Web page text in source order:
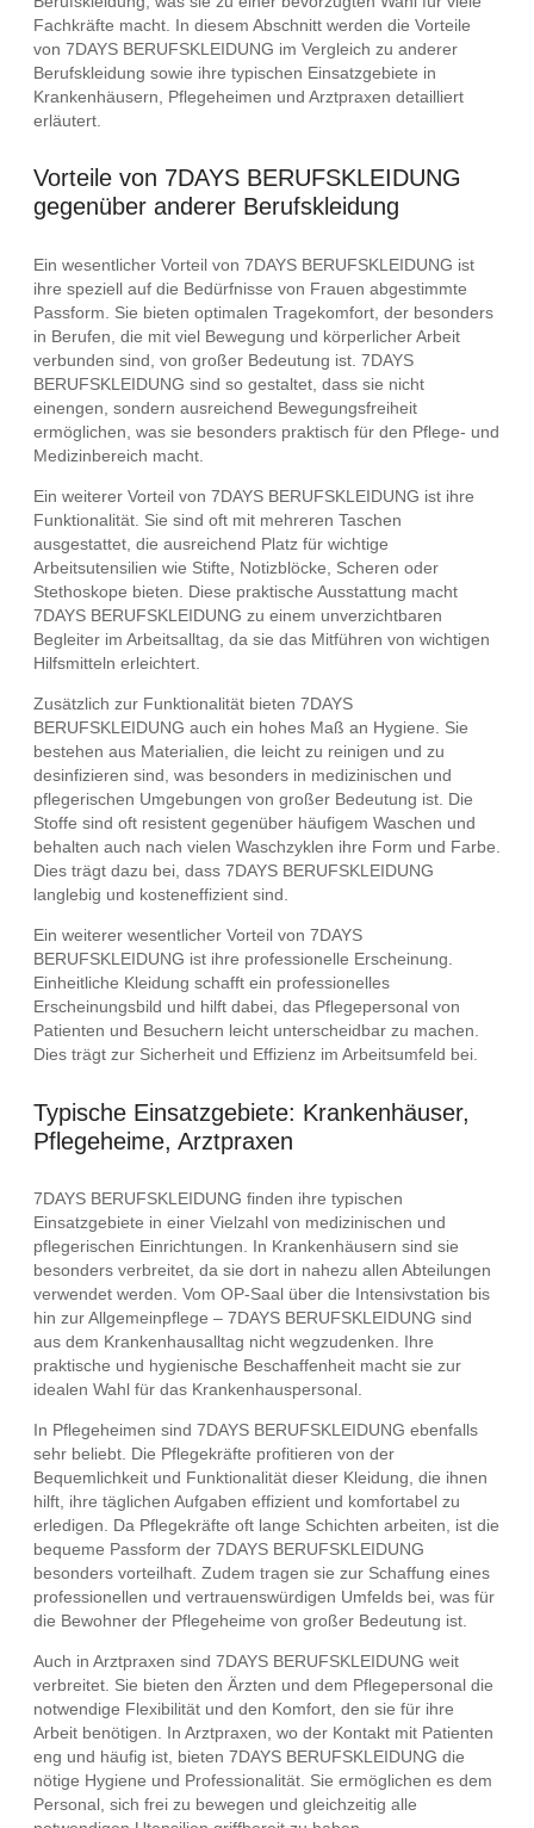
Fachkräfte macht. In diesem Abschnitt werden die Vorteile
von 7DAYS BERUFSKLEIDUNG im Vergleich zu anderer
Berufskleidung sowie ihre typischen Einsatzgebiete in
Krankenhäusern, Pflegeheimen und Arztpraxen detailliert
erläutert.
Vorteile von 7DAYS BERUFSKLEIDUNG
gegenüber anderer Berufskleidung
Ein wesentlicher Vorteil von 7DAYS BERUFSKLEIDUNG ist
ihre speziell auf die Bedürfnisse von Frauen abgestimmte
Passform. Sie bieten optimalen Tragekomfort, der besonders
in Berufen, die mit viel Bewegung und körperlicher Arbeit
verbunden sind, von großer Bedeutung ist. 7DAYS
BERUFSKLEIDUNG sind so gestaltet, dass sie nicht
einengen, sondern ausreichend Bewegungsfreiheit
ermöglichen, was sie besonders praktisch für den Pflege- und
Medizinbereich macht.
Ein weiterer Vorteil von 7DAYS BERUFSKLEIDUNG ist ihre
Funktionalität. Sie sind oft mit mehreren Taschen
ausgestattet, die ausreichend Platz für wichtige
Arbeitsutensilien wie Stifte, Notizblöcke, Scheren oder
Stethoskope bieten. Diese praktische Ausstattung macht
7DAYS BERUFSKLEIDUNG zu einem unverzichtbaren
Begleiter im Arbeitsalltag, da sie das Mitführen von wichtigen
Hilfsmitteln erleichtert.
Zusätzlich zur Funktionalität bieten 7DAYS
BERUFSKLEIDUNG auch ein hohes Maß an Hygiene. Sie
bestehen aus Materialien, die leicht zu reinigen und zu
desinfizieren sind, was besonders in medizinischen und
pflegerischen Umgebungen von großer Bedeutung ist. Die
Stoffe sind oft resistent gegenüber häufigem Waschen und
behalten auch nach vielen Waschzyklen ihre Form und Farbe.
Dies trägt dazu bei, dass 7DAYS BERUFSKLEIDUNG
langlebig und kosteneffizient sind.
Ein weiterer wesentlicher Vorteil von 7DAYS
BERUFSKLEIDUNG ist ihre professionelle Erscheinung.
Einheitliche Kleidung schafft ein professionelles
Erscheinungsbild und hilft dabei, das Pflegepersonal von
Patienten und Besuchern leicht unterscheidbar zu machen.
Dies trägt zur Sicherheit und Effizienz im Arbeitsumfeld bei.
Typische Einsatzgebiete: Krankenhäuser,
Pflegeheime, Arztpraxen
7DAYS BERUFSKLEIDUNG finden ihre typischen
Einsatzgebiete in einer Vielzahl von medizinischen und
pflegerischen Einrichtungen. In Krankenhäusern sind sie
besonders verbreitet, da sie dort in nahezu allen Abteilungen
verwendet werden. Vom OP-Saal über die Intensivstation bis
hin zur Allgemeinpflege – 7DAYS BERUFSKLEIDUNG sind
aus dem Krankenhausalltag nicht wegzudenken. Ihre
praktische und hygienische Beschaffenheit macht sie zur
idealen Wahl für das Krankenhauspersonal.
In Pflegeheimen sind 7DAYS BERUFSKLEIDUNG ebenfalls
sehr beliebt. Die Pflegekräfte profitieren von der
Bequemlichkeit und Funktionalität dieser Kleidung, die ihnen
hilft, ihre täglichen Aufgaben effizient und komfortabel zu
erledigen. Da Pflegekräfte oft lange Schichten arbeiten, ist die
bequeme Passform der 7DAYS BERUFSKLEIDUNG
besonders vorteilhaft. Zudem tragen sie zur Schaffung eines
professionellen und vertrauenswürdigen Umfelds bei, was für
die Bewohner der Pflegeheime von großer Bedeutung ist.
Auch in Arztpraxen sind 7DAYS BERUFSKLEIDUNG weit
verbreitet. Sie bieten den Ärzten und dem Pflegepersonal die
notwendige Flexibilität und den Komfort, den sie für ihre
Arbeit benötigen. In Arztpraxen, wo der Kontakt mit Patienten
eng und häufig ist, bieten 7DAYS BERUFSKLEIDUNG die
nötige Hygiene und Professionalität. Sie ermöglichen es dem
Personal, sich frei zu bewegen und gleichzeitig alle